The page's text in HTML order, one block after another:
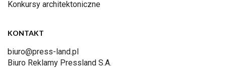
Konkursy architektoniczne
KONTAKT
biuro@press-land.pl
Biuro Reklamy Pressland S.A.